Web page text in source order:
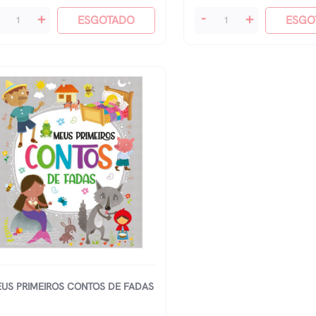
+ ESGOTADO
Contos
- +
PRIMEIROS CONTOS DE FADAS